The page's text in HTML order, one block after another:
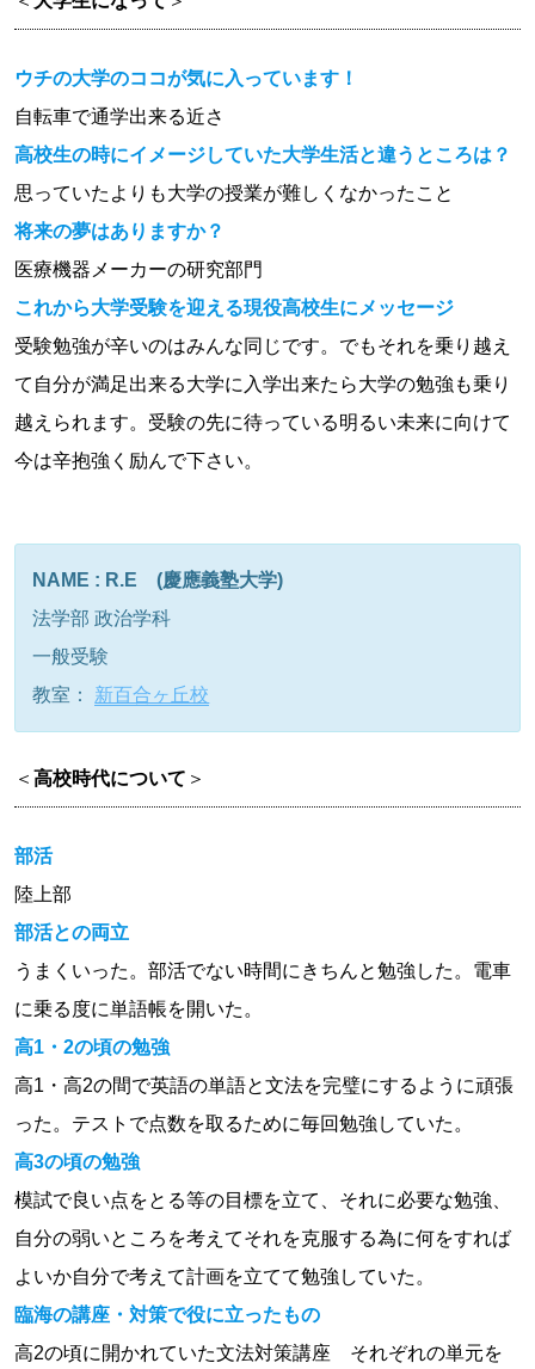
ウチの大学のココが気に入っています！
自転車で通学出来る近さ
高校生の時にイメージしていた大学生活と違うところは？
思っていたよりも大学の授業が難しくなかったこと
将来の夢はありますか？
医療機器メーカーの研究部門
これから大学受験を迎える現役高校生にメッセージ
受験勉強が辛いのはみんな同じです。でもそれを乗り越え
て自分が満足出来る大学に入学出来たら大学の勉強も乗り
越えられます。受験の先に待っている明るい未来に向けて
今は辛抱強く励んで下さい。
NAME : R.E (慶應義塾大学)
法学部 政治学科
一般受験
教室：
新百合ヶ丘校
＜ 高校時代について ＞
部活
陸上部
部活との両立
うまくいった。部活でない時間にきちんと勉強した。電車
に乗る度に単語帳を開いた。
高1・2の頃の勉強
高1・高2の間で英語の単語と文法を完璧にするように頑張
った。テストで点数を取るために毎回勉強していた。
高3の頃の勉強
模試で良い点をとる等の目標を立て、それに必要な勉強、
自分の弱いところを考えてそれを克服する為に何をすれば
よいか自分で考えて計画を立てて勉強していた。
臨海の講座・対策で役に立ったもの
高2の頃に開かれていた文法対策講座 それぞれの単元を